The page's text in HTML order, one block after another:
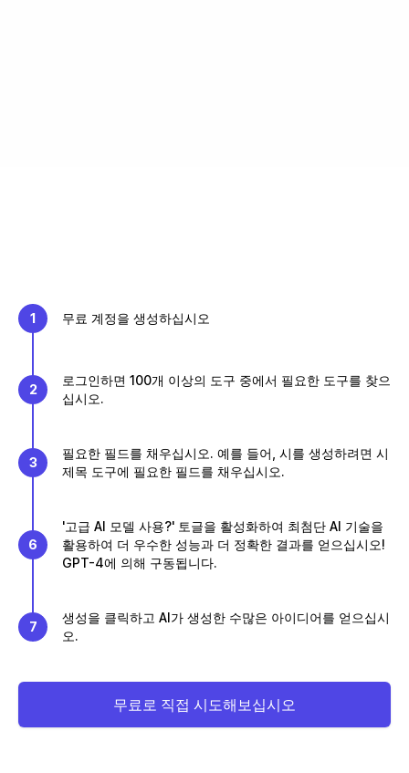
1 무료 계정을 생성하십시오
2
로그인하면 100개 이상의 도구 중에서 필요한 도구를 찾으
십시오.
3
필요한 필드를 채우십시오. 예를 들어, 시를 생성하려면 시
제목 도구에 필요한 필드를 채우십시오.
6
'고급 AI 모델 사용?' 토글을 활성화하여 최첨단 AI 기술을
활용하여 더 우수한 성능과 더 정확한 결과를 얻으십시오!
GPT-4에 의해 구동됩니다.
7
생성을 클릭하고 AI가 생성한 수많은 아이디어를 얻으십시
오.
무료로 직접 시도해보십시오